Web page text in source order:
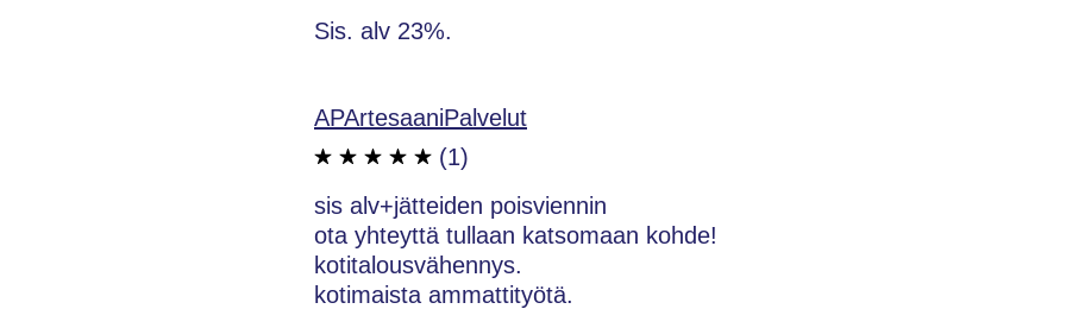
Sis. alv 23%.
APArtesaaniPalvelut
(1)
sis alv+jätteiden poisviennin
ota yhteyttä tullaan katsomaan kohde!
kotitalousvähennys.
kotimaista ammattityötä.